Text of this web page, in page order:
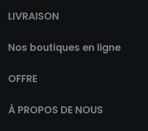
LIVRAISON
Nos boutiques en ligne
OFFRE
À PROPOS DE NOUS